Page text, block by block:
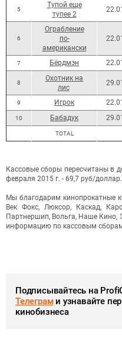
5
Тупой еще
тупее 2
6
Ограбление
по-
американски
7 Бёрдмэн
8
Охотник на
лис
9 Игрок
10 Бабадук
ТОТАL
Кассовые сборы пересчитаны в
февраля 2015 г. - 69,7 руб/доллар.
Мы благодарим кинопрокатные
Век Фокс, Люксор, Каскад,
Партнершип, Вольга, Наше Кино,
информацию по кассовым
Подписывайтесь на
Телеграми узнавайте
кинобизнеса